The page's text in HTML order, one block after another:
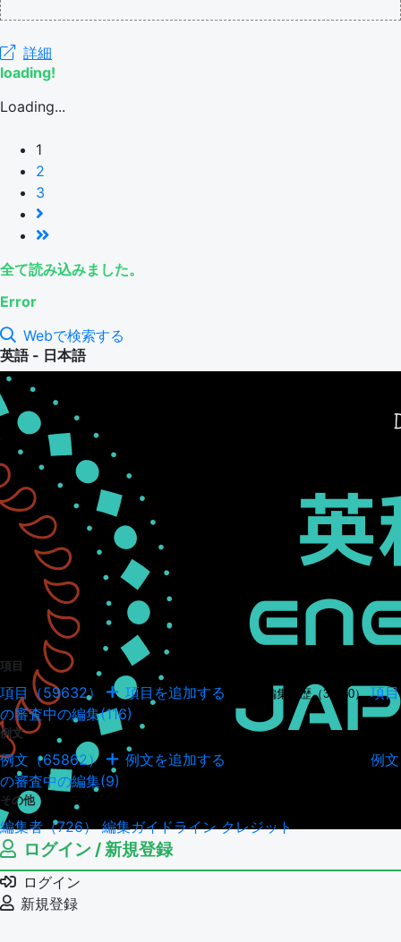
詳細
loading!
Loading...
1
2
3
全て読み込みました。
Error
Webで検索する
英語 - 日本語
項目
項目（59632） 項目を追加する 項目の編集履歴（34950） 項目
の審査中の編集(116)
例文
例文（65862） 例文を追加する
例文
の審査中の編集(9)
その他
編集者（726）編集ガイドラインクレジット
ログイン / 新規登録
ログイン
新規登録